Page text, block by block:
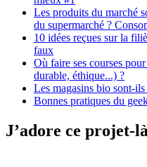
Les produits du marché
du supermarché ?
10 idées reçues sur la
faux
Où faire ses courses
durable, éthique...) ?
Les magasins bio sont-
Bonnes pratiques du
J’adore ce projet-